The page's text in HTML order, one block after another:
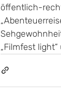
öffentlich-
„Filmfest